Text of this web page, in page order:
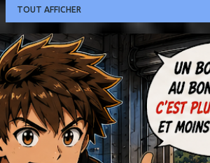
TOUT AFFICHER
A
r
t
c
l